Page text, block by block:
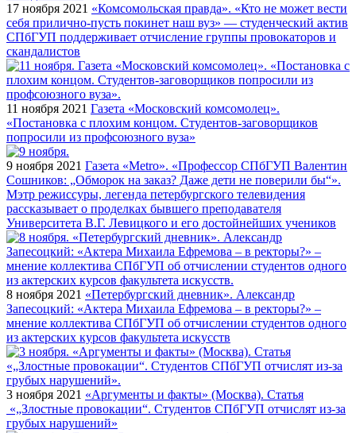
17 ноября 2021 «Комсомольская правда». «Кто не может вести
себя прилично-пусть покинет наш вуз» — студенческий актив
СПбГУП поддерживает отчисление группы провокаторов и
скандалистов
11 ноября 2021 Газета «Московский комсомолец».
«Постановка с плохим концом. Студентов-заговорщиков
попросили из профсоюзного вуза»
9 ноября 2021 Газета «Metro». «Профессор СПбГУП Валентин
Сошников: „Обморок на заказ? Даже дети не поверили бы“».
Мэтр режиссуры, легенда петербургского телевидения
рассказывает о проделках бывшего преподавателя
Университета В.Г. Левицкого и его достойнейших учеников
8 ноября 2021 «Петербургский дневник». Александр
Запесоцкий: «Актера Михаила Ефремова – в ректоры?» –
мнение коллектива СПбГУП об отчислении студентов одного
из актерских курсов факультета искусств
3 ноября 2021 «Аргументы и факты» (Москва). Статья
«„Злостные провокации“. Студентов СПбГУП отчислят из-за
грубых нарушений»